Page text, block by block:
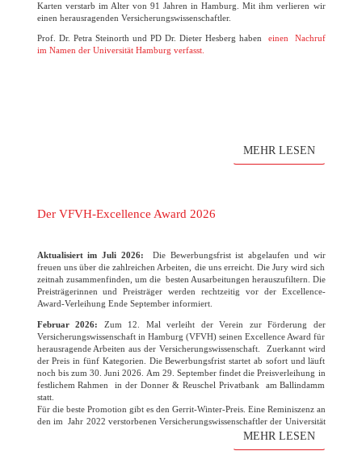
Karten verstarb im Alter von 91 Jahren in Hamburg. Mit ihm verlieren wir
einen herausragenden Versicherungswissenschaftler.
Prof. Dr. Petra Steinorth und PD Dr. Dieter Hesberg haben einen Nachruf
im Namen der Universität Hamburg verfasst.
MEHR LESEN
Der VFVH-Excellence Award 2026
Aktualisiert im Juli 2026:
Die Bewerbungsfrist ist abgelaufen und wir
freuen uns über die zahlreichen Arbeiten, die uns erreicht. Die Jury wird sich
zeitnah zusammenfinden, um die besten Ausarbeitungen herauszufiltern. Die
Preisträgerinnen und Preisträger werden rechtzeitig vor der Excellence-
Award-Verleihung Ende September informiert.
Februar 2026: Zum 12. Mal verleiht der Verein zur Förderung der
Versicherungswissenschaft in Hamburg (VFVH) seinen Excellence Award für
herausragende Arbeiten aus der Versicherungswissenschaft. Zuerkannt wird
der Preis in fünf Kategorien. Die Bewerbungsfrist startet ab sofort und läuft
noch bis zum 30. Juni 2026. Am 29. September findet die Preisverleihung in
festlichem Rahmen in der Donner & Reuschel Privatbank am Ballindamm
statt.
Für die beste Promotion gibt es den Gerrit-Winter-Preis. Eine Reminiszenz an
den im Jahr 2022 verstorbenen Versicherungswissenschaftler der Universität
Hamburg. Der Verein freut sich wie immer auf die zahlreichen
MEHR LESEN